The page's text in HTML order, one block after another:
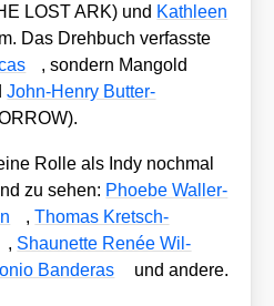
LOST ARK) und Kath­le­en
Das Dreh­buch ver­fass­te
, son­dern Man­gold
John-Hen­ry But­ter­
Rol­le als Indy noch­mal
zu sehen: Phoe­be Wal­ler-
,Tho­mas Kret­sch­
, Shau­net­te Renée Wil­
Ban­de­ras und ande­re.